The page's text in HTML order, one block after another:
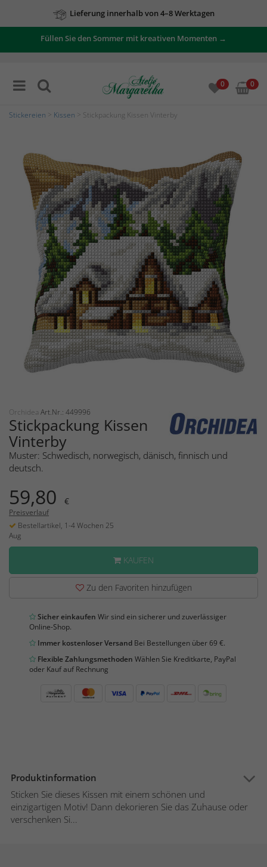
Lieferung innerhalb von 4–8 Werktagen
Füllen Sie den Sommer mit kreativen Momenten →
0 0
Stickereien Kissen > Stickpackung Kissen Vinterby
Orchidea Art.Nr.: 449996
Stickpackung Kissen
Vinterby
Muster: Schwedisch, norwegisch, dänisch, finnisch und
deutsch.
59,80 €
Preisverlauf
Bestellartikel, 1-4 Wochen 25
Aug
KAUFEN
Zu den Favoriten hinzufügen
Sicher einkaufen Wir sind ein sicherer und zuverlässiger
Online-Shop.
Immer kostenloser Versand Bei Bestellungen über 69 €.
Flexible Zahlungsmethoden Wählen Sie Kreditkarte, PayPal
oder Kauf auf Rechnung
Produktinformation
Sticken Sie dieses Kissen mit einem schönen und
einzigartigen Motiv! Dann dekorieren Sie das Zuhause oder
verschenken Si...